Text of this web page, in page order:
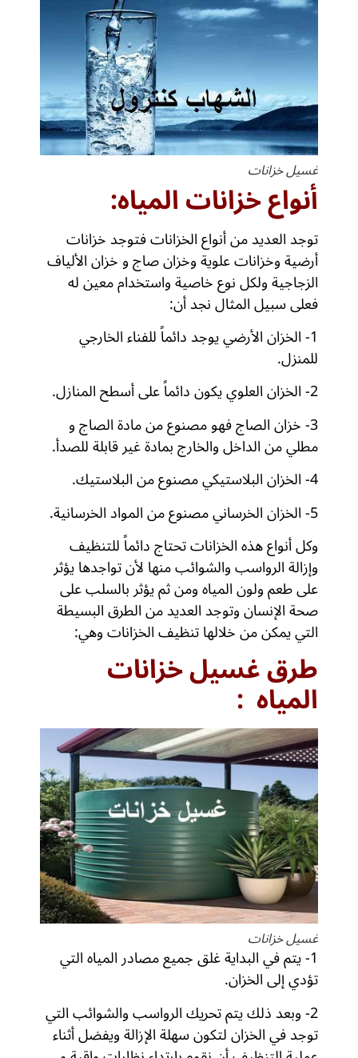
غسيل خزانات
أنواع خزانات المياه:
توجد العديد من أنواع الخزانات فتوجد خزانات
أرضية وخزانات علوية وخزان صاج و خزان الألياف
الزجاجية ولكل نوع خاصية واستخدام معين له
فعلى سبيل المثال نجد أن:
1- الخزان الأرضي يوجد دائماً للفناء الخارجي
للمنزل.
2- الخزان العلوي يكون دائماً على أسطح المنازل.
3- خزان الصاج فهو مصنوع من مادة الصاج و
مطلي من الداخل والخارج بمادة غير قابلة للصدأ.
4- الخزان البلاستيكي مصنوع من البلاستيك.
5- الخزان الخرساني مصنوع من المواد الخرسانية.
وكل أنواع هذه الخزانات تحتاج دائماً للتنظيف
وإزالة الرواسب والشوائب منها لأن تواجدها يؤثر
على طعم ولون المياه ومن ثم يؤثر بالسلب على
صحة الإنسان وتوجد العديد من الطرق البسيطة
التي يمكن من خلالها تنظيف الخزانات وهي:
طرقغسيل خزانات
المياه :
غسيل خزانات
1- يتم في البداية غلق جميع مصادر المياه التي
تؤدي إلى الخزان.
2- وبعد ذلك يتم تحريك الرواسب والشوائب التي
توجد في الخزان لتكون سهلة الإزالة ويفضل أثناء